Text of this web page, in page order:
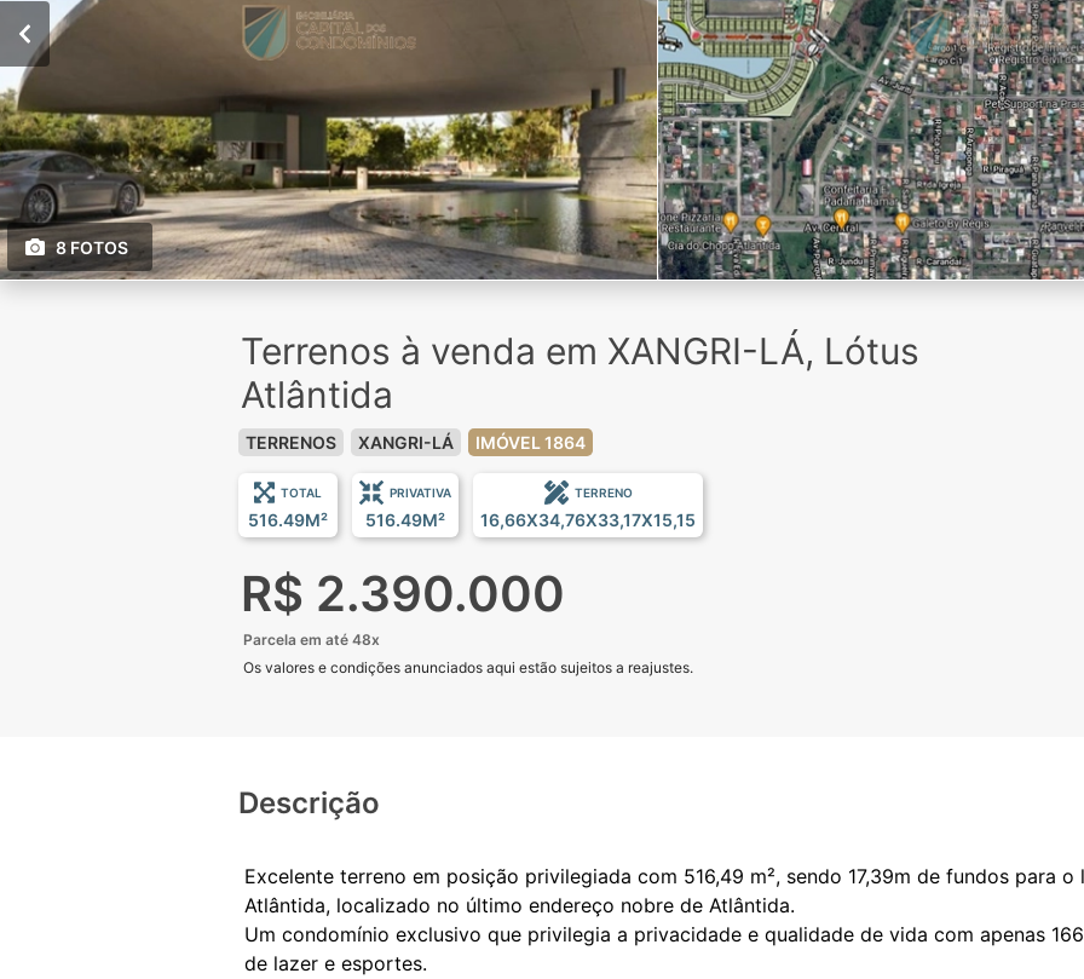
8 FOTOS
Terrenos à venda em XANGRI-LÁ, Lótus
Atlântida
TERRENOS XANGRI-LÁ IMÓVEL 1864
TOTAL
516.49M²
PRIVATIVA
516.49M²
TERRENO
16,66X34,76X33,17X15,15
R$ 2.390.000
Parcela em até 48x
Os valores e condições anunciados aqui estão sujeitos a reajustes.
Descrição
Excelente terreno em posição privilegiada com 516,49 m², sendo 17,39m de fundos para
Atlântida, localizado no último endereço nobre de Atlântida.
Um condomínio exclusivo que privilegia a privacidade e qualidade de vida com apenas
de lazer e esportes.